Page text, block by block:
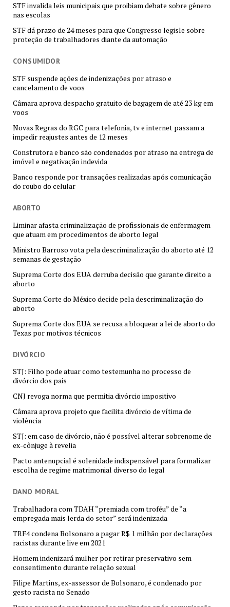
STF invalida leis municipais que proibiam debate sobre gênero
nas escolas
STF dá prazo de 24 meses para que Congresso legisle sobre
proteção de trabalhadores diante da automação
CONSUMIDOR
STF suspende ações de indenizações por atraso e
cancelamento de voos
Câmara aprova despacho gratuito de bagagem de até 23 kg em
voos
Novas Regras do RGC para telefonia, tv e internet passam a
impedir reajustes antes de 12 meses
Construtora e banco são condenados por atraso na entrega de
imóvel e negativação indevida
Banco responde por transações realizadas após comunicação
do roubo do celular
ABORTO
Liminar afasta criminalização de profissionais de enfermagem
que atuam em procedimentos de aborto legal
Ministro Barroso vota pela descriminalização do aborto até 12
semanas de gestação
Suprema Corte dos EUA derruba decisão que garante direito a
aborto
Suprema Corte do México decide pela descriminalização do
aborto
Suprema Corte dos EUA se recusa a bloquear a lei de aborto do
Texas por motivos técnicos
DIVÓRCIO
STJ: Filho pode atuar como testemunha no processo de
divórcio dos pais
CNJ revoga norma que permitia divórcio impositivo
Câmara aprova projeto que facilita divórcio de vítima de
violência
STJ: em caso de divórcio, não é possível alterar sobrenome de
ex-cônjuge à revelia
Pacto antenupcial é solenidade indispensável para formalizar
escolha de regime matrimonial diverso do legal
DANO MORAL
Trabalhadora com TDAH “premiada com troféu” de “a
empregada mais lerda do setor” será indenizada
TRF4 condena Bolsonaro a pagar R$ 1 milhão por declarações
racistas durante live em 2021
Homem indenizará mulher por retirar preservativo sem
consentimento durante relação sexual
Filipe Martins, ex-assessor de Bolsonaro, é condenado por
gesto racista no Senado